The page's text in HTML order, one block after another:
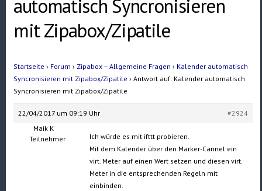
automatisch Syncronisieren
mit Zipabox/Zipatile
Startseite › Forum › Zipabox – Allgemeine Fragen › Kalender automatisch
Syncronisieren mit Zipabox/Zipatile › Antwort auf: Kalender automatisch
Syncronisieren mit Zipabox/Zipatile
22/04/2017 um 09:19 Uhr
#2924
Maik K
Teilnehmer
Ich würde es mit ifttt probieren.
Mit dem Kalender über den Marker-Cannel ein
virt. Meter auf einen Wert setzen und diesen virt.
Meter in die entsprechenden Regeln mit
einbinden.